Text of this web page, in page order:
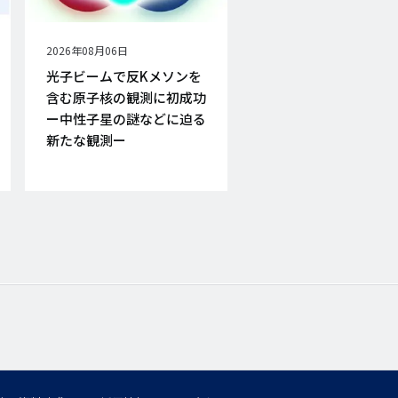
公
開
日
2026年08月06日
光子ビームで反Kメソンを
含む原子核の観測に初成功
ー中性子星の謎などに迫る
新たな観測ー